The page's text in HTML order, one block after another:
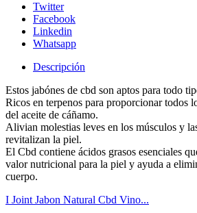
Twitter
Facebook
Linkedin
Whatsapp
Descripción
Estos jabónes de cbd son aptos para todo
Ricos en terpenos para proporcionar todos
del aceite de cáñamo.
Alivian molestias leves en los músculos y
revitalizan la piel.
El Cbd contiene ácidos grasos esenciales
valor nutricional para la piel y ayuda a
cuerpo.
I Joint Jabon Natural Cbd Vino...